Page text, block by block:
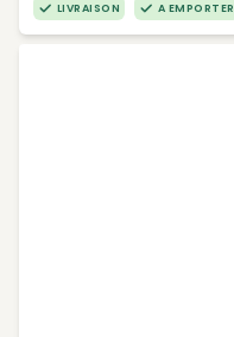
LIVRAISON A EMPORTER